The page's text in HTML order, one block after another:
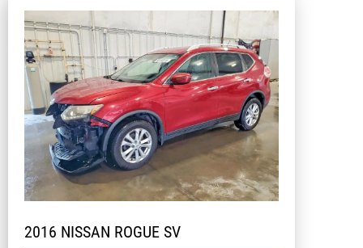
2016 NISSAN ROGUE SV